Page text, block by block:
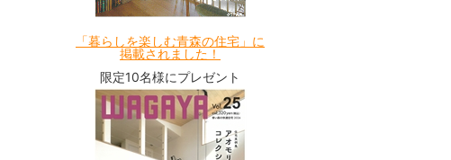
「暮らしを楽しむ青森の住宅」に
掲載されました！
限定10名様にプレゼント